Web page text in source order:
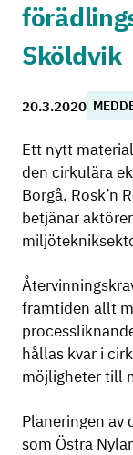
Sköldvik
20.3.2020
Ett nytt
den cirkulära
Borgå. Rosk’n
betjänar
framtiden allt
hållas kvar i
möjligheter till
Planeringen av
som Östra